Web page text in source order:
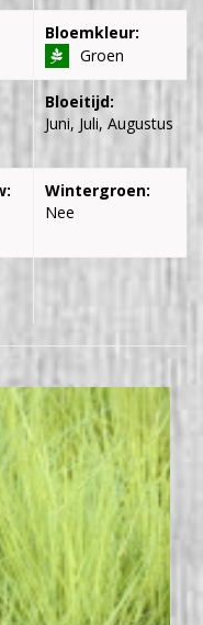
Bloemkleur:
Groen
Bloeitijd:
Juni, Juli, Augustus
Wintergroen:
Nee